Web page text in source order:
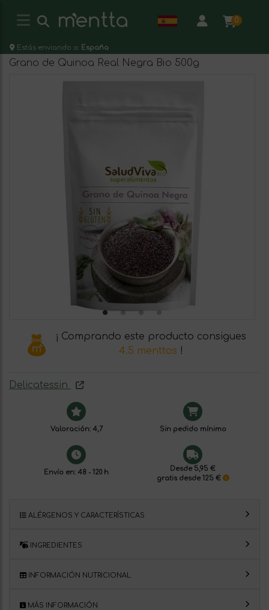
0
Estás enviando a: España
Grano de Quinoa Real Negra Bio 500g
¡ Comprando este producto consigues
4.5 menttos !
Delicatessin
Valoración: 4,7 Sin pedido mínimo
Envío en: 48 - 120 h
Desde 5,95 €
gratis desde 125 €
ALÉRGENOS Y CARACTERÍSTICAS
INGREDIENTES
INFORMACIÓN NUTRICIONAL
MÁS INFORMACIÓN